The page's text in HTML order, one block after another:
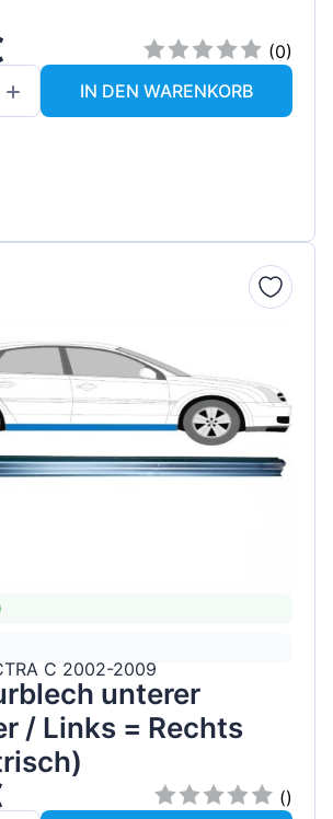
(0)
IN DEN WARENKORB
C 2002-2009
unterer
/ Links = Rechts
()